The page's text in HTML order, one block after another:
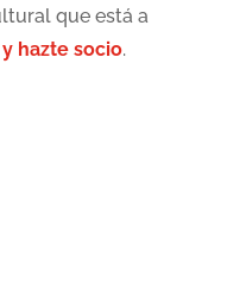
que está a
hazte socio.